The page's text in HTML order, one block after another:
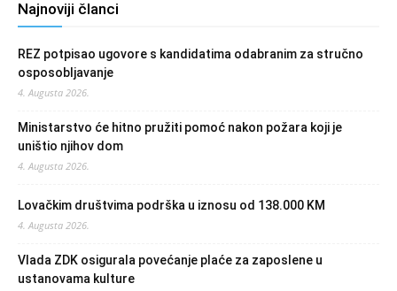
Najnoviji članci
REZ potpisao ugovore s kandidatima odabranim za stručno
osposobljavanje
4. Augusta 2026.
Ministarstvo će hitno pružiti pomoć nakon požara koji je
uništio njihov dom
4. Augusta 2026.
Lovačkim društvima podrška u iznosu od 138.000 KM
4. Augusta 2026.
Vlada ZDK osigurala povećanje plaće za zaposlene u
ustanovama kulture